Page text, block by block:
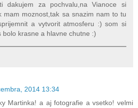
dakujem za pochvalu,na Vianoce si
mam moznost,tak sa snazim nam to tu
a vytvorit atmosferu :) som si
bolo krasne a hlavne chutne :)
2014 13:34
Martinka! a aj fotografie a vsetko! velmi